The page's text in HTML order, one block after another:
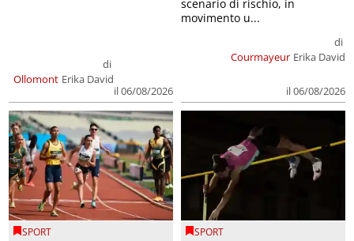
Ollomont
di
Erika David
il 06/08/2026
Courmayeur
di
Erika David
il 06/08/2026
scenario di rischio, in
movimento u...
SPORT SPORT